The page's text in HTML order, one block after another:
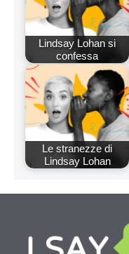
Lindsay Lohan si
confessa
Le stranezze di
Lindsay Lohan